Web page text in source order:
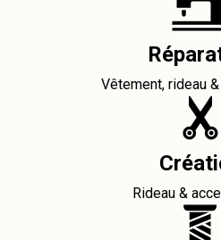
Vêtement, rideau
Rideau &